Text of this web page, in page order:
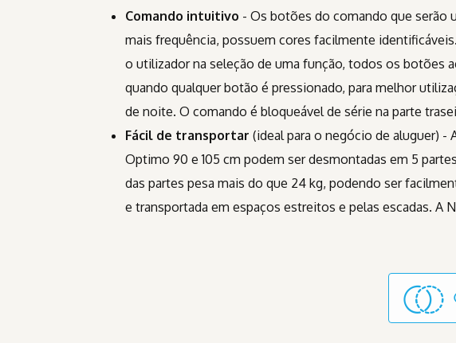
Comando intuitivo - Os botões do comando que serão
mais frequência, possuem cores facilmente
o utilizador na seleção de uma função, todos os botões
quando qualquer botão é pressionado, para melhor
de noite. O comando é bloqueável de série na parte
Fácil de transportar (ideal para o negócio de aluguer) -
Optimo 90 e 105 cm podem ser desmontadas em 5
das partes pesa mais do que 24 kg, podendo ser
e transportada em espaços estreitos e pelas escadas. A